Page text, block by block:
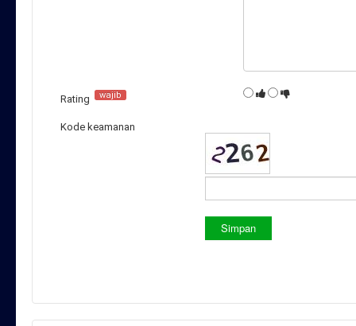
Rating wajib
Kode keamanan
Simpan